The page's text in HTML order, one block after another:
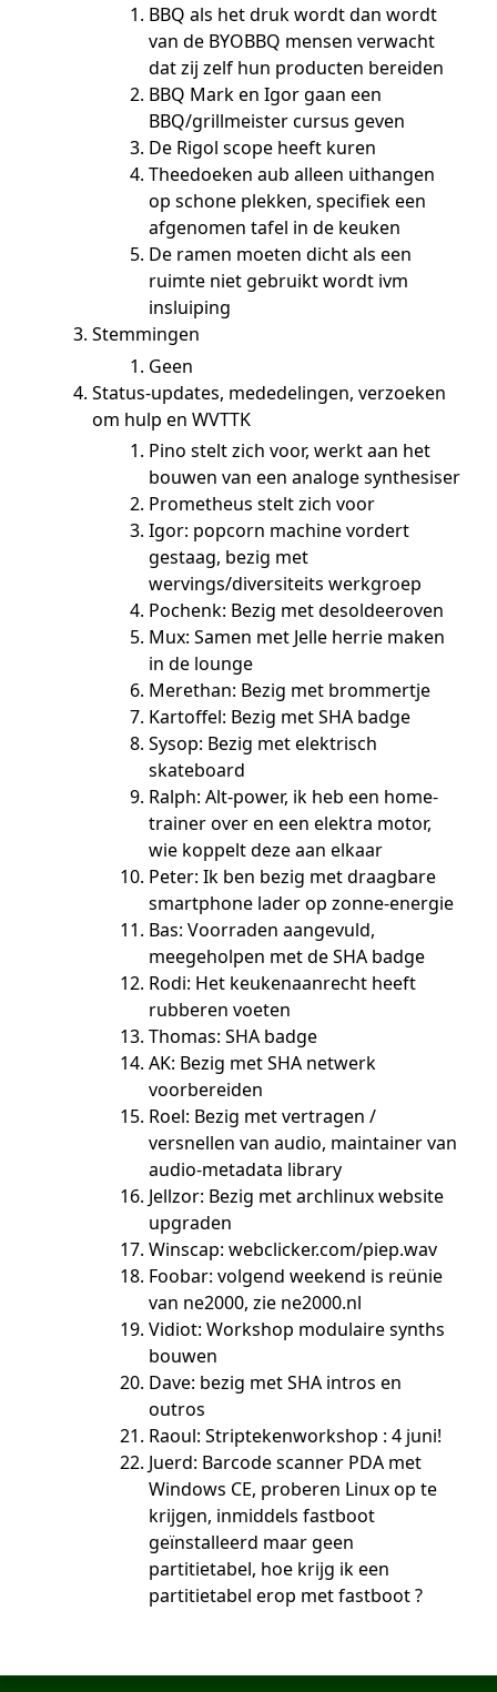
BBQ als het druk wordt dan wordt
van de BYOBBQ mensen verwacht
dat zij zelf hun producten bereiden
BBQ Mark en Igor gaan een
BBQ/grillmeister cursus geven
De Rigol scope heeft kuren
Theedoeken aub alleen uithangen
op schone plekken, specifiek een
afgenomen tafel in de keuken
De ramen moeten dicht als een
ruimte niet gebruikt wordt ivm
insluiping
Stemmingen
Geen
Status-updates, mededelingen, verzoeken
om hulp en WVTTK
Pino stelt zich voor, werkt aan het
bouwen van een analoge synthesiser
Prometheus stelt zich voor
Igor: popcorn machine vordert
gestaag, bezig met
wervings/diversiteits werkgroep
Pochenk: Bezig met desoldeeroven
Mux: Samen met Jelle herrie maken
in de lounge
Merethan: Bezig met brommertje
Kartoffel: Bezig met SHA badge
Sysop: Bezig met elektrisch
skateboard
Ralph: Alt-power, ik heb een home-
trainer over en een elektra motor,
wie koppelt deze aan elkaar
Peter: Ik ben bezig met draagbare
smartphone lader op zonne-energie
Bas: Voorraden aangevuld,
meegeholpen met de SHA badge
Rodi: Het keukenaanrecht heeft
rubberen voeten
Thomas: SHA badge
AK: Bezig met SHA netwerk
voorbereiden
Roel: Bezig met vertragen /
versnellen van audio, maintainer van
audio-metadata library
Jellzor: Bezig met archlinux website
upgraden
Winscap: webclicker.com/piep.wav
Foobar: volgend weekend is reünie
van ne2000, zie ne2000.nl
Vidiot: Workshop modulaire synths
bouwen
Dave: bezig met SHA intros en
outros
Raoul: Striptekenworkshop : 4 juni!
Juerd: Barcode scanner PDA met
Windows CE, proberen Linux op te
krijgen, inmiddels fastboot
geïnstalleerd maar geen
partitietabel, hoe krijg ik een
partitietabel erop met fastboot ?